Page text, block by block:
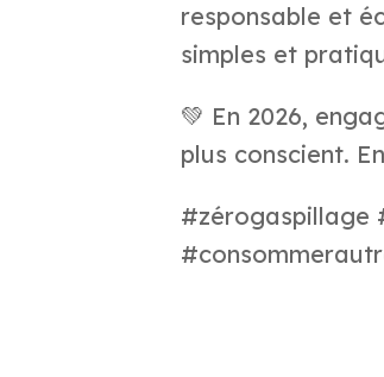
responsable et
simples et
💚 En 2026,
plus conscient.
#zérogaspillage